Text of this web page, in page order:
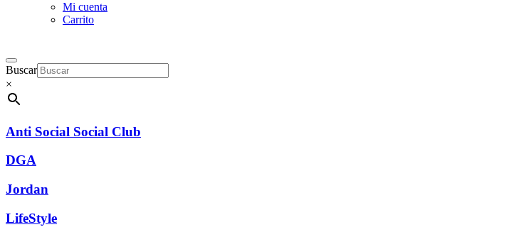
Mi cuenta
Carrito
Buscar
×
Anti Social Social Club
DGA
Jordan
LifeStyle